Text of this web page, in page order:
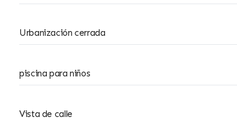
Urbanización cerrada
piscina para niños
Vista de calle